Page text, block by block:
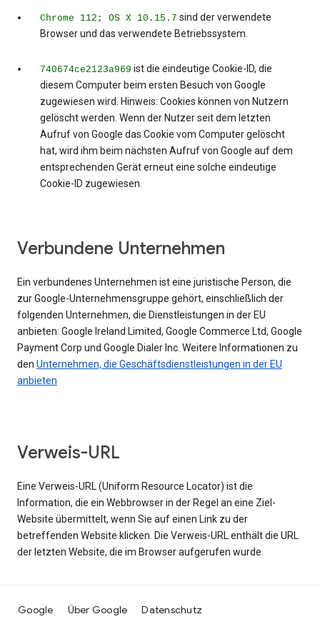
Chrome 112; OS X 10.15.7 sind der verwendete
Browser und das verwendete Betriebssystem.
740674ce2123a969 ist die eindeutige Cookie-ID, die
diesem Computer beim ersten Besuch von Google
zugewiesen wird. Hinweis: Cookies können von Nutzern
gelöscht werden. Wenn der Nutzer seit dem letzten
Aufruf von Google das Cookie vom Computer gelöscht
hat, wird ihm beim nächsten Aufruf von Google auf dem
entsprechenden Gerät erneut eine solche eindeutige
Cookie-ID zugewiesen.
Verbundene Unternehmen
Ein verbundenes Unternehmen ist eine juristische Person, die
zur Google-Unternehmensgruppe gehört, einschließlich der
folgenden Unternehmen, die Dienstleistungen in der EU
anbieten: Google Ireland Limited, Google Commerce Ltd, Google
Payment Corp und Google Dialer Inc. Weitere Informationen zu
den Unternehmen, die Geschäftsdienstleistungen in der EU
anbieten
Verweis-URL
Eine Verweis-URL (Uniform Resource Locator) ist die
Information, die ein Webbrowser in der Regel an eine Ziel-
Website übermittelt, wenn Sie auf einen Link zu der
betreffenden Website klicken. Die Verweis-URL enthält die URL
der letzten Website, die im Browser aufgerufen wurde.
Google Über Google Datenschutz